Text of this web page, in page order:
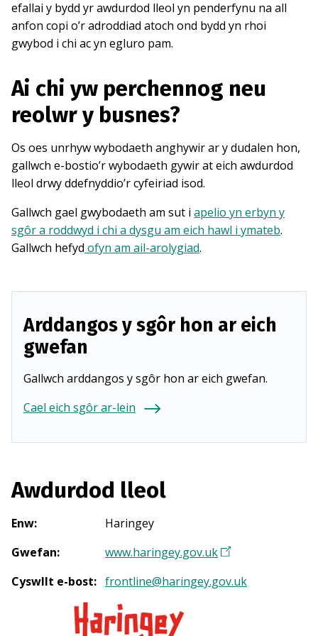
efallai y bydd yr awdurdod lleol yn penderfynu na all
anfon copi o’r adroddiad atoch ond bydd yn rhoi
gwybod i chi ac yn egluro pam.
Ai chi yw perchennog neu
reolwr y busnes?
Os oes unrhyw wybodaeth anghywir ar y dudalen hon,
gallwch e-bostio’r wybodaeth gywir at eich awdurdod
lleol drwy ddefnyddio’r cyfeiriad isod.
Gallwch gael gwybodaeth am sut i apelio yn erbyn y
sgôr a roddwyd i chi a dysgu am eich hawl i ymateb.
Gallwch hefyd ofyn am ail-arolygiad.
Arddangos y sgôr hon ar eich
gwefan
Gallwch arddangos y sgôr hon ar eich gwefan.
Cael eich sgôr ar-lein
Awdurdod lleol
Enw:
Haringey
Gwefan: www.haringey.gov.uk(
n
Cyswllt e-bost: frontline@haringey.gov.uk